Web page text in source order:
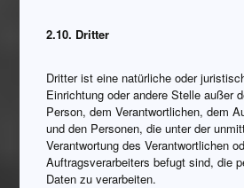
2.10. Dritter
Dritter ist eine natürliche oder
Einrichtung oder andere Stelle außer
Person, dem Verantwortlichen, dem
und den Personen, die unter der
Verantwortung des Verantwortlichen
Auftragsverarbeiters befugt sind, die
Daten zu verarbeiten.